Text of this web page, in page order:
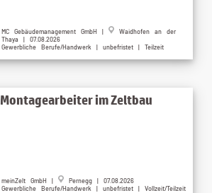
MC Gebäudemanagement GmbH |
Waidhofen an der
Thaya | 07.08.2026
Gewerbliche Berufe/Handwerk | unbefristet | Teilzeit
Montagearbeiter im Zeltbau
meinZelt GmbH |
Pernegg | 07.08.2026
Gewerbliche Berufe/Handwerk | unbefristet | Vollzeit/Teilzeit